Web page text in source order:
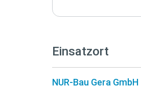
Einsatzort
NUR-Bau Gera GmbH